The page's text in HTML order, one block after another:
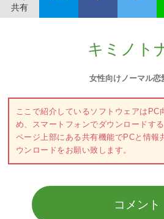
共有
キミノト
女性向けノーマル恋
ここで紹介しているソフトウェアはPC
め、スマートフォンでダウンロードす
ページ上部にある共有機能でPCと情報
ウンロードをお願い致します。
コメント